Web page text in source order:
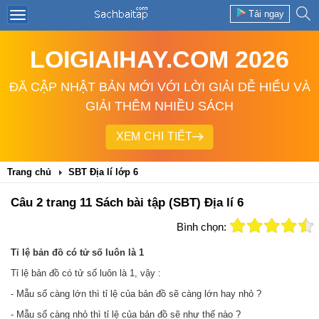
Tải ngay
LOIGIAIHAY.COM 2026
ĐÃ CẬP NHẬT BẢN MỚI VỚI LỜI GIẢI DỄ HIỂU VÀ
GIẢI THÊM NHIỀU SÁCH
XEM CHI TIẾT
Trang chủ SBT Địa lí lớp 6
Câu 2 trang 11 Sách bài tập (SBT) Địa lí 6
Bình chọn:
Tỉ lệ bản đồ có tử số luôn là 1
Tỉ lệ bản đồ có tử số luôn là 1, vậy :
- Mẫu số càng lớn thì tỉ lệ của bản đồ sẽ càng lớn hay nhỏ ?
- Mẫu số càng nhỏ thì tỉ lệ của bản đồ sẽ như thế nào ?